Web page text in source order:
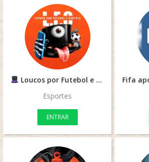
Loucos por Futebol e Cartola
L.F.C
Esportes
ENTRAR